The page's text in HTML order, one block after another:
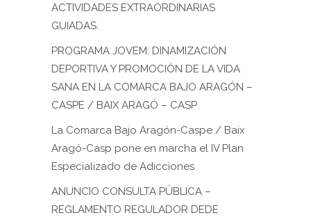
ACTIVIDADES EXTRAORDINARIAS
GUIADAS.
PROGRAMA JOVEM: DINAMIZACIÓN
DEPORTIVA Y PROMOCIÓN DE LA VIDA
SANA EN LA COMARCA BAJO ARAGÓN –
CASPE / BAIX ARAGÓ – CASP
La Comarca Bajo Aragón-Caspe / Baix
Aragó-Casp pone en marcha el IV Plan
Especializado de Adicciones
ANUNCIO CONSULTA PÚBLICA –
REGLAMENTO REGULADOR DEDE